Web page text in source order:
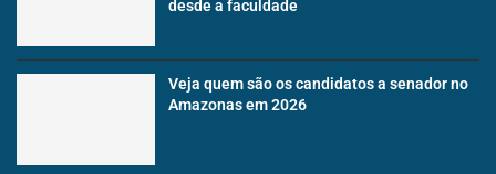
desde a faculdade
Veja quem são os candidatos a senador no
Amazonas em 2026